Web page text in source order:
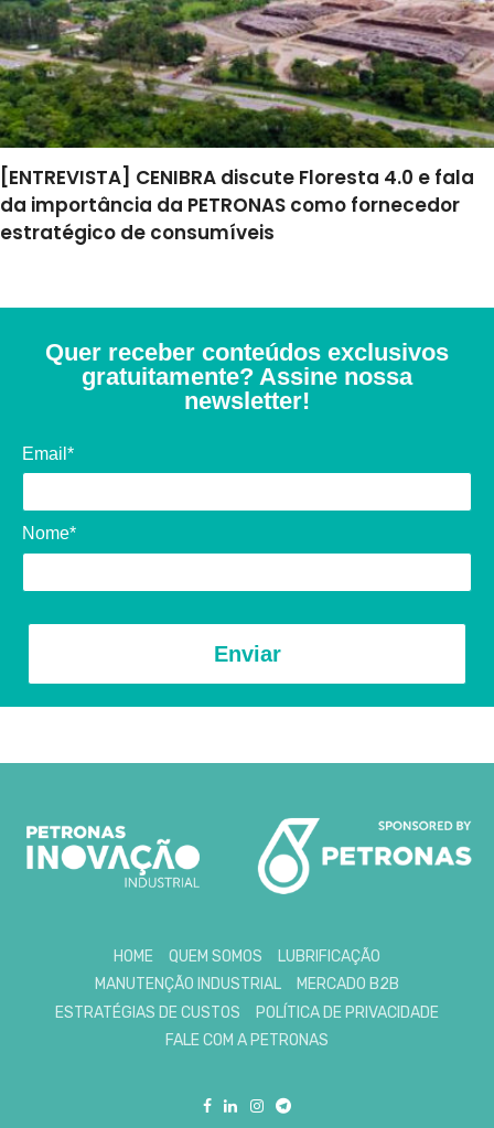
[ENTREVISTA] CENIBRA discute Floresta 4.0 e fala
da importância da PETRONAS como fornecedor
estratégico de consumíveis
Quer receber conteúdos exclusivos
gratuitamente? Assine nossa
newsletter!
Email*
Nome*
Enviar
HOME QUEM SOMOS
LUBRIFICAÇÃO
MANUTENÇÃO INDUSTRIAL
MERCADO B2B
ESTRATÉGIAS DE CUSTOS
POLÍTICA DE PRIVACIDADE
FALE COM A PETRONAS